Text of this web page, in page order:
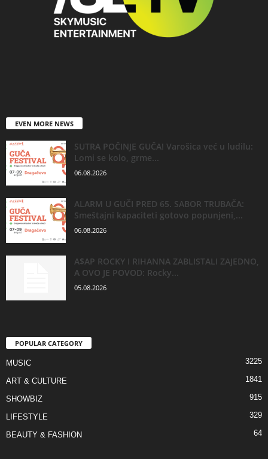
EVEN MORE NEWS
SUTRA POČINJE GUČA! Varošica već u ludilu:
Lomi se kolo, grme...
06.08.2026
ALARM U GUČI PRED 65. SABOR TRUBAČA:
Smeštajni kapaciteti gotovo popunjeni,...
06.08.2026
A$AP ROCKY I RIHANNA ZABLISTALI ZAJEDNO,
A OVO JE POVOD: Rocky...
05.08.2026
POPULAR CATEGORY
MUSIC 3225
ART & CULTURE 1841
SHOWBIZ 915
LIFESTYLE 329
BEAUTY & FASHION 64